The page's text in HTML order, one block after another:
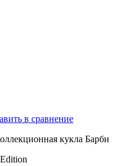
в сравнение
кукла Барби